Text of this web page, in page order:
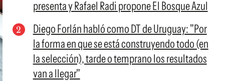
presenta y Rafael Radi propone El Bosque Azul
Diego Forlán habló como DT de Uruguay: "Por
la forma en que se está construyendo todo (en
la selección), tarde o temprano los resultados
van a llegar"